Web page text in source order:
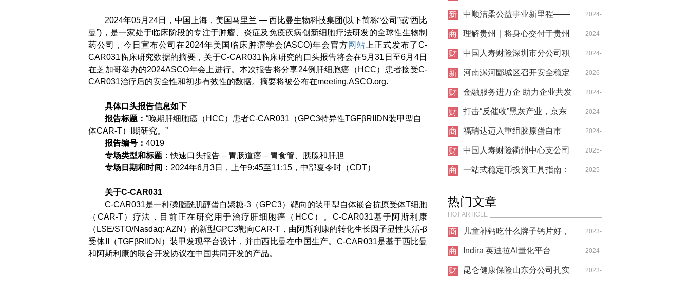
2024年05月24日，中国上海，美国马里兰 — 西比曼生物科技集团(以下简称“公司”或“西比
曼”)，是一家处于临床阶段的专注于肿瘤、炎症及免疫疾病创新细胞疗法研发的全球性生物制
药公司，今日宣布公司在2024年美国临床肿瘤学会(ASCO)年会官方网站 上正式发布了C-
CAR031临床研究数据的摘要，关于C-CAR031临床研究的口头报告将会在5月31日至6月4日
在芝加哥举办的2024ASCO年会上进行。本次报告将分享24例肝细胞癌（HCC）患者接受C-
CAR031治疗后的安全性和初步有效性的数据。摘要将被公布在meeting.ASCO.org.
具体口头报告信息如下
报告标题： “晚期肝细胞癌（HCC）患者C-CAR031（GPC3特异性TGFβRIIDN装甲型自
体CAR-T）I期研究。”
报告编号： 4019
专场类型和标题：快速口头报告 – 胃肠道癌 – 胃食管、胰腺和肝胆
专场日期和时间： 2024年6月3日，上午9:45至11:15，中部夏令时（CDT）
关于C-CAR031
C-CAR031是一种磷脂酰肌醇蛋白聚糖-3（GPC3）靶向的装甲型自体嵌合抗原受体T细胞
（CAR-T）疗法，目前正在研究用于治疗肝细胞癌（HCC）。C-CAR031基于阿斯利康
（LSE/STO/Nasdaq: AZN）的新型GPC3靶向CAR-T，由阿斯利康的转化生长因子显性失活-β
受体II（TGFβRIIDN）装甲发现平台设计，并由西比曼在中国生产。C-CAR031是基于西比曼
和阿斯利康的联合开发协议在中国共同开发的产品。
权益真靠谱！ 10-24
新
中顺洁柔公益事业新里程——
携手中华慈善总会，共筑爱心
梦想
2024-
04-12
商
理解贵州｜将身心交付于贵州
这片“文化千岛”，值得
2024-
08-01
财
中国人寿财险深圳市分公司积
极开展防灾防损工作
2024-
08-21
新
河南漯河郾城区召开安全稳定
工作会议
2026-
04-08
财
金融服务进万企 助力企业共发
展
2024-
10-29
财
打击“反催收”黑灰产业，京东
金融App身体力行保障消费者
权益
2024-
05-09
商
福瑞达迈入重组胶原蛋白市
场，推出胶原蛋白品牌珂谧，
开启新的发展征程！
2024-
04-01
财
中国人寿财险衢州中心支公司
‖“火眼金睛防诈骗 守护财富更
2025-
06-05
商
一站式稳定币投资工具指南： 2025-
热门文章
HOT ARTICLE
商
儿童补钙吃什么牌子钙片好，
澳乐维他成长钙成品质之选
2023-
08-29
商
Indira 英迪拉AI量化平台 2024-
11-18
财
昆仑健康保险山东分公司扎实 2023-